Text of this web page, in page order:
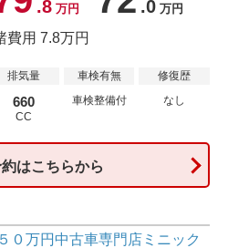
.8 万円
費用 7.8万円
.0 万円
排気量
660
CC
車検有無
車検整備付
修復歴
なし
はこちらから
０万円中古車専門店ミニック